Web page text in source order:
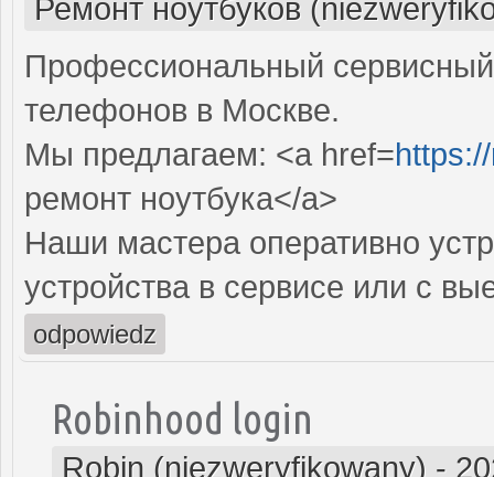
Ремонт ноутбуков
Профессиональный
телефонов в Москве.
Мы предлагаем: <a href=
ремонт ноутбука</a>
Наши мастера оперативно
устройства в сервисе или с
odpowiedz
Robinhood login
Robin (niezweryfikowany) -